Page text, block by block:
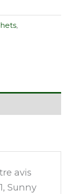
,
avis
Sunny